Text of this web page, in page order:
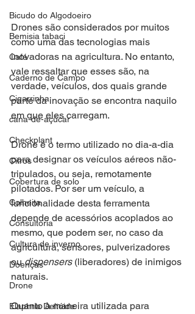
Bicudo do Algodoeiro
Bemisia tabaci
Café
Caderno de Campo
Cigarrinha
cana-de-açúcar
Checkplant
Citros
Cobertura de solo
Colheita
Consultoria
Cultura de inverno
Doenças
Drone
Elaphria Deltóide
Drones são considerados por muitos
como uma das tecnologias mais
inovadoras na agricultura. No entanto,
vale ressaltar que esses são, na
verdade, veículos, dos quais grande
parte da inovação se encontra naquilo
em que eles carregam.
Drone é o termo utilizado no dia-a-dia
para designar os veículos aéreos não-
tripulados, ou seja, remotamente
pilotados. Por ser um veículo, a
funcionalidade desta ferramenta
depende de acessórios acoplados ao
mesmo, que podem ser, no caso da
agricultura, sensores, pulverizadores
ou dispensers (liberadores) de inimigos
naturais.
Quanto à maneira utilizada para